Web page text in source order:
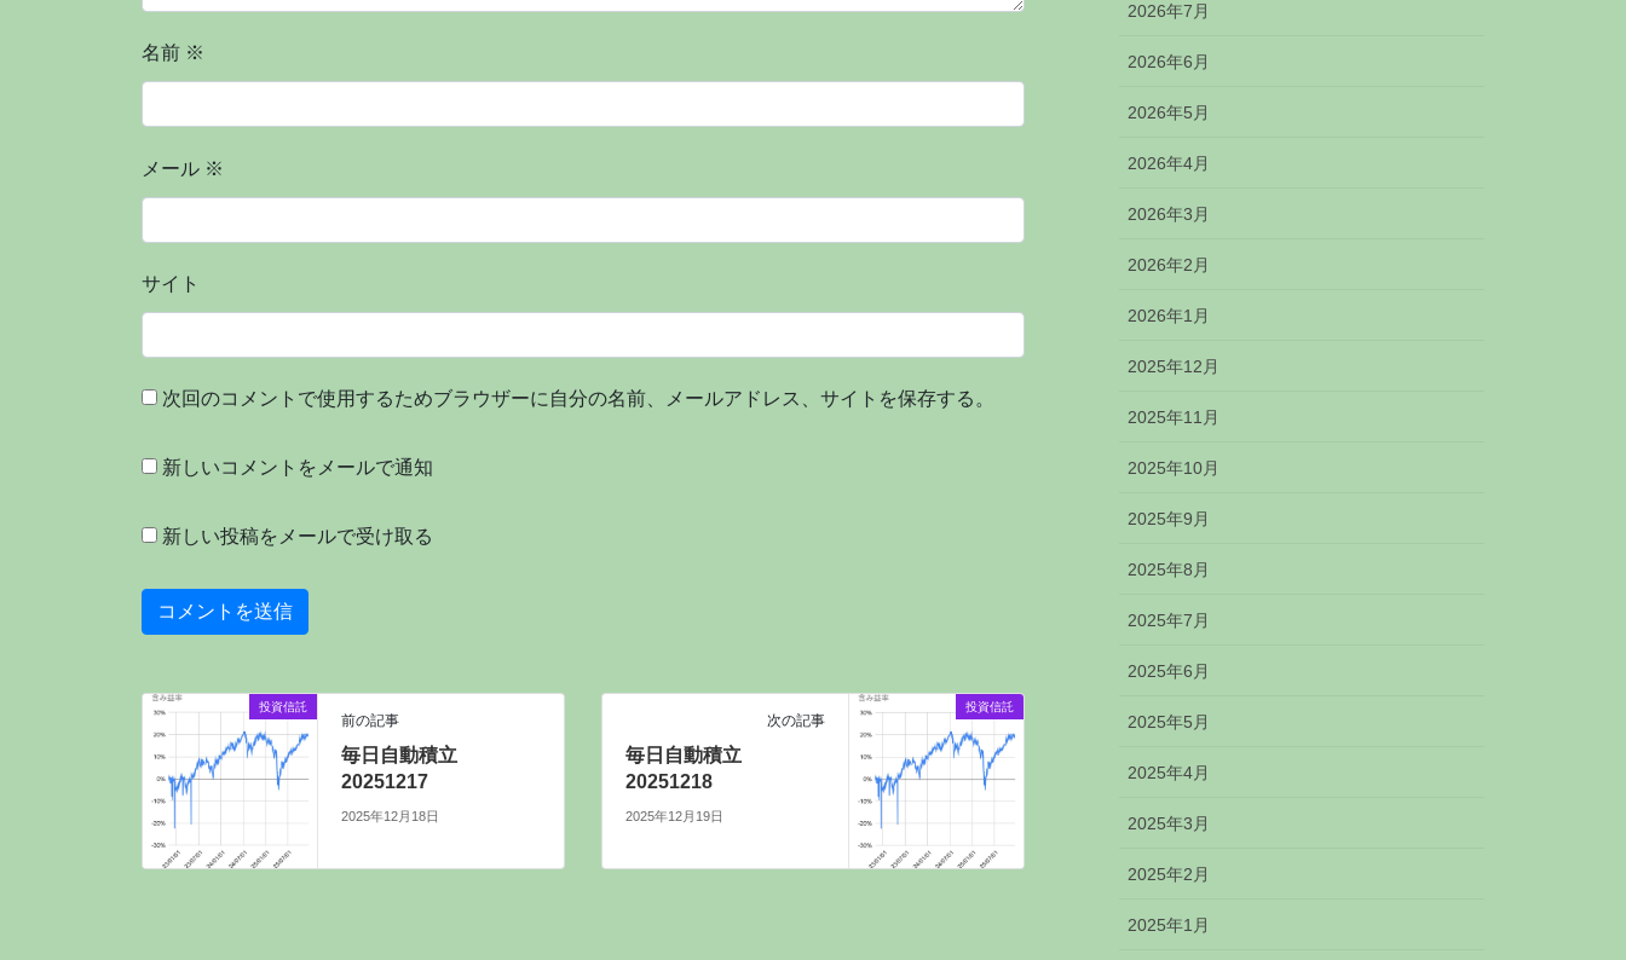
名前 ※
メール ※
サイト
次回のコメントで使用するためブラウザーに自分の名前、メールアドレス、サイトを保存する。
新しいコメントをメールで通知
新しい投稿をメールで受け取る
投資信託
前の記事
毎日自動積立
20251217
2025年12月18日
投資信託
次の記事
毎日自動積立
20251218
2025年12月19日
2026年7月
2026年6月
2026年5月
2026年4月
2026年3月
2026年2月
2026年1月
2025年12月
2025年11月
2025年10月
2025年9月
2025年8月
2025年7月
2025年6月
2025年5月
2025年4月
2025年3月
2025年2月
2025年1月